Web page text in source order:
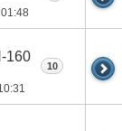
01:48
160
10